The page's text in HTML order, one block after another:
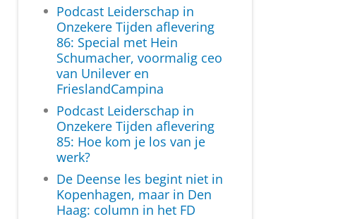
Podcast Leiderschap in
Onzekere Tijden aflevering
86: Special met Hein
Schumacher, voormalig ceo
van Unilever en
FrieslandCampina
Podcast Leiderschap in
Onzekere Tijden aflevering
85: Hoe kom je los van je
werk?
De Deense les begint niet in
Kopenhagen, maar in Den
Haag: column in het FD